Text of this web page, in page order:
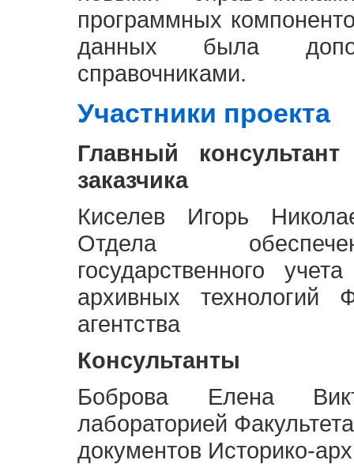
программных
данных была
справочниками.
Участники проекта
Главный
заказчика
Киселев Игорь
Отдела
государственного
архивных технологий
агентства
Консультанты
Боброва Елена
лабораторией
документов Историко-